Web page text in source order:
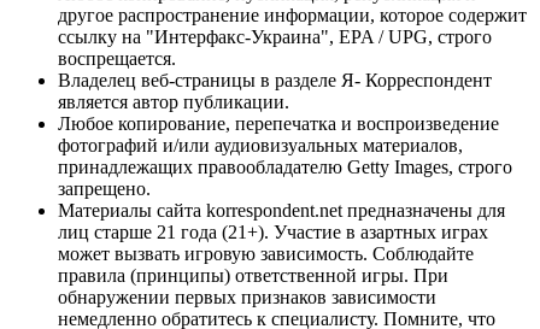
другое распространение информации, которое содержит
ссылку на "Интерфакс-Украина", EPA / UPG, строго
воспрещается.
Владелец веб-страницы в разделе Я- Корреспондент
является автор публикации.
Любое копирование, перепечатка и воспроизведение
фотографий и/или аудиовизуальных материалов,
принадлежащих правообладателю Getty Images, строго
запрещено.
Материалы сайта korrespondent.net предназначены для
лиц старше 21 года (21+). Участие в азартных играх
может вызвать игровую зависимость. Соблюдайте
правила (принципы) ответственной игры. При
обнаружении первых признаков зависимости
немедленно обратитесь к специалисту. Помните, что